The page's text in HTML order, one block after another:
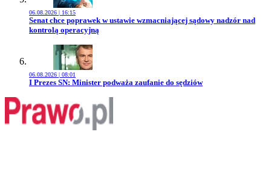
06.08.2026 | 16:15
Przejdź do artykułu:
Senat chce poprawek w ustawie wzmacniającej sądowy nadzór nad
kontrolą operacyjną
06.08.2026 | 08:01
Przejdź do artykułu:
I Prezes SN: Minister podważa zaufanie do sędziów